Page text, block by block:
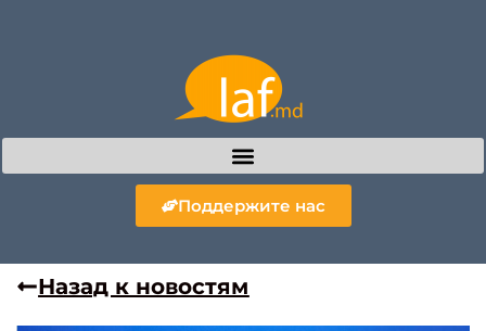
Поддержите нас
Назад к новостям